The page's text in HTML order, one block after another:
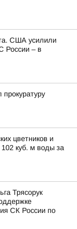
США усилили
России – в
цветников и
куб. м воды за
Трясорук
СК России по